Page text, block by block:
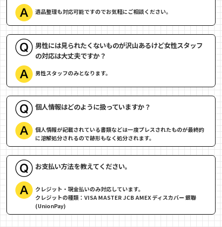
遺品整理も対応可能ですのでお気軽にご相談ください。
男性には見られたくないものが沢山あるけど女性スタッフ
の対応は大丈夫ですか？
男性スタッフのみとなります。
個人情報はどのように扱っていますか？
個人情報が記載されている書類などは一度プレスされたものが最終的
に溶解処分されるので跡形もなく処分されます。
お支払い方法を教えてください。
クレジット・現金払いのみ対応しています。
クレジットの種類：VISA MASTER JCB AMEX ディスカバー 銀聯
(UnionPay)